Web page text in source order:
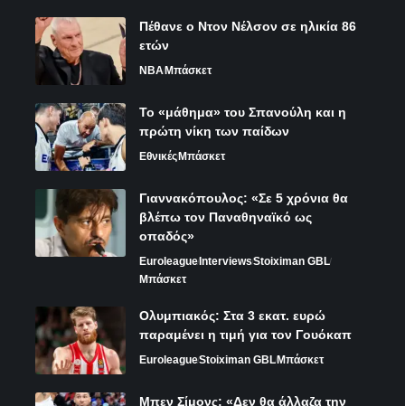
Πέθανε ο Ντον Νέλσον σε ηλικία 86
ετών
NBAΜπάσκετ
Το «μάθημα» του Σπανούλη και η
πρώτη νίκη των παίδων
ΕθνικέςΜπάσκετ
Γιαννακόπουλος: «Σε 5 χρόνια θα
βλέπω τον Παναθηναϊκό ως
οπαδός»
EuroleagueInterviewsStoiximan GBL
Μπάσκετ
Ολυμπιακός: Στα 3 εκατ. ευρώ
παραμένει η τιμή για τον Γουόκαπ
EuroleagueStoiximan GBLΜπάσκετ
Μπεν Σίμονς: «Δεν θα άλλαζα την